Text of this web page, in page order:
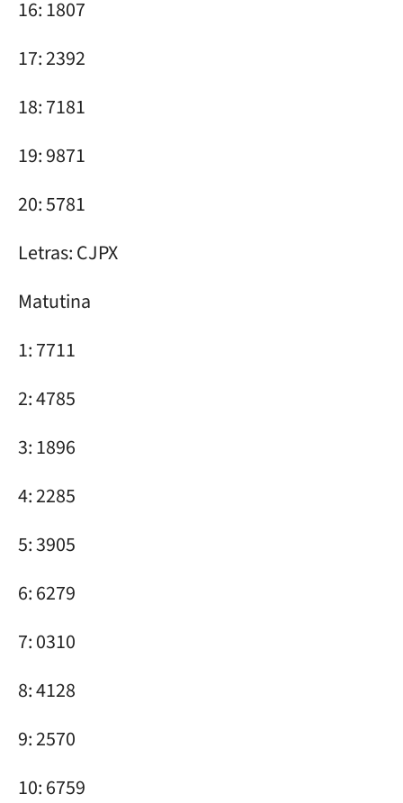
16: 1807
17: 2392
18: 7181
19: 9871
20: 5781
Letras: CJPX
Matutina
1: 7711
2: 4785
3: 1896
4: 2285
5: 3905
6: 6279
7: 0310
8: 4128
9: 2570
10: 6759